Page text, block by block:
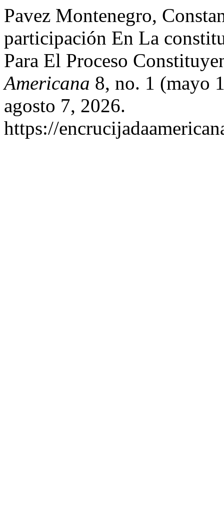
Pavez Montenegro,
participación En La
Para El Proceso
Americana 8, no. 1 (mayo
agosto 7, 2026.
https://